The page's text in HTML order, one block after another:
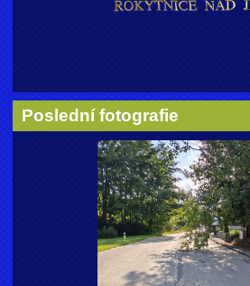
Poslední fotografie